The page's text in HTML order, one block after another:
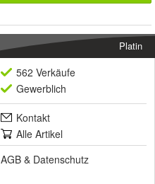
Platin
562 Verkäufe
Gewerblich
Kontakt
Alle Artikel
AGB & Datenschutz